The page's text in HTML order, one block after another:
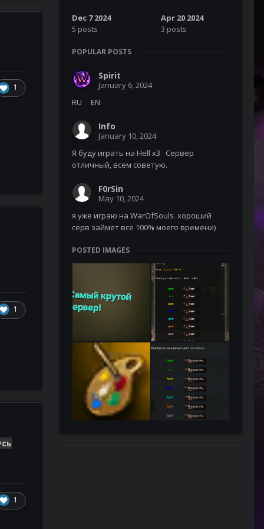
1
1
1
Dec 7 2024
5 posts
Apr 20 2024
3 posts
POPULAR POSTS
Spirit
January 6, 2024
RU EN
Info
January 10, 2024
Я буду играть на Hell x3 Сервер
отличный, всем советую.
F0rSin
May 10, 2024
я уже играю на WarOfSouls. хороший
серв займет все 100% моего времени)
POSTED IMAGES